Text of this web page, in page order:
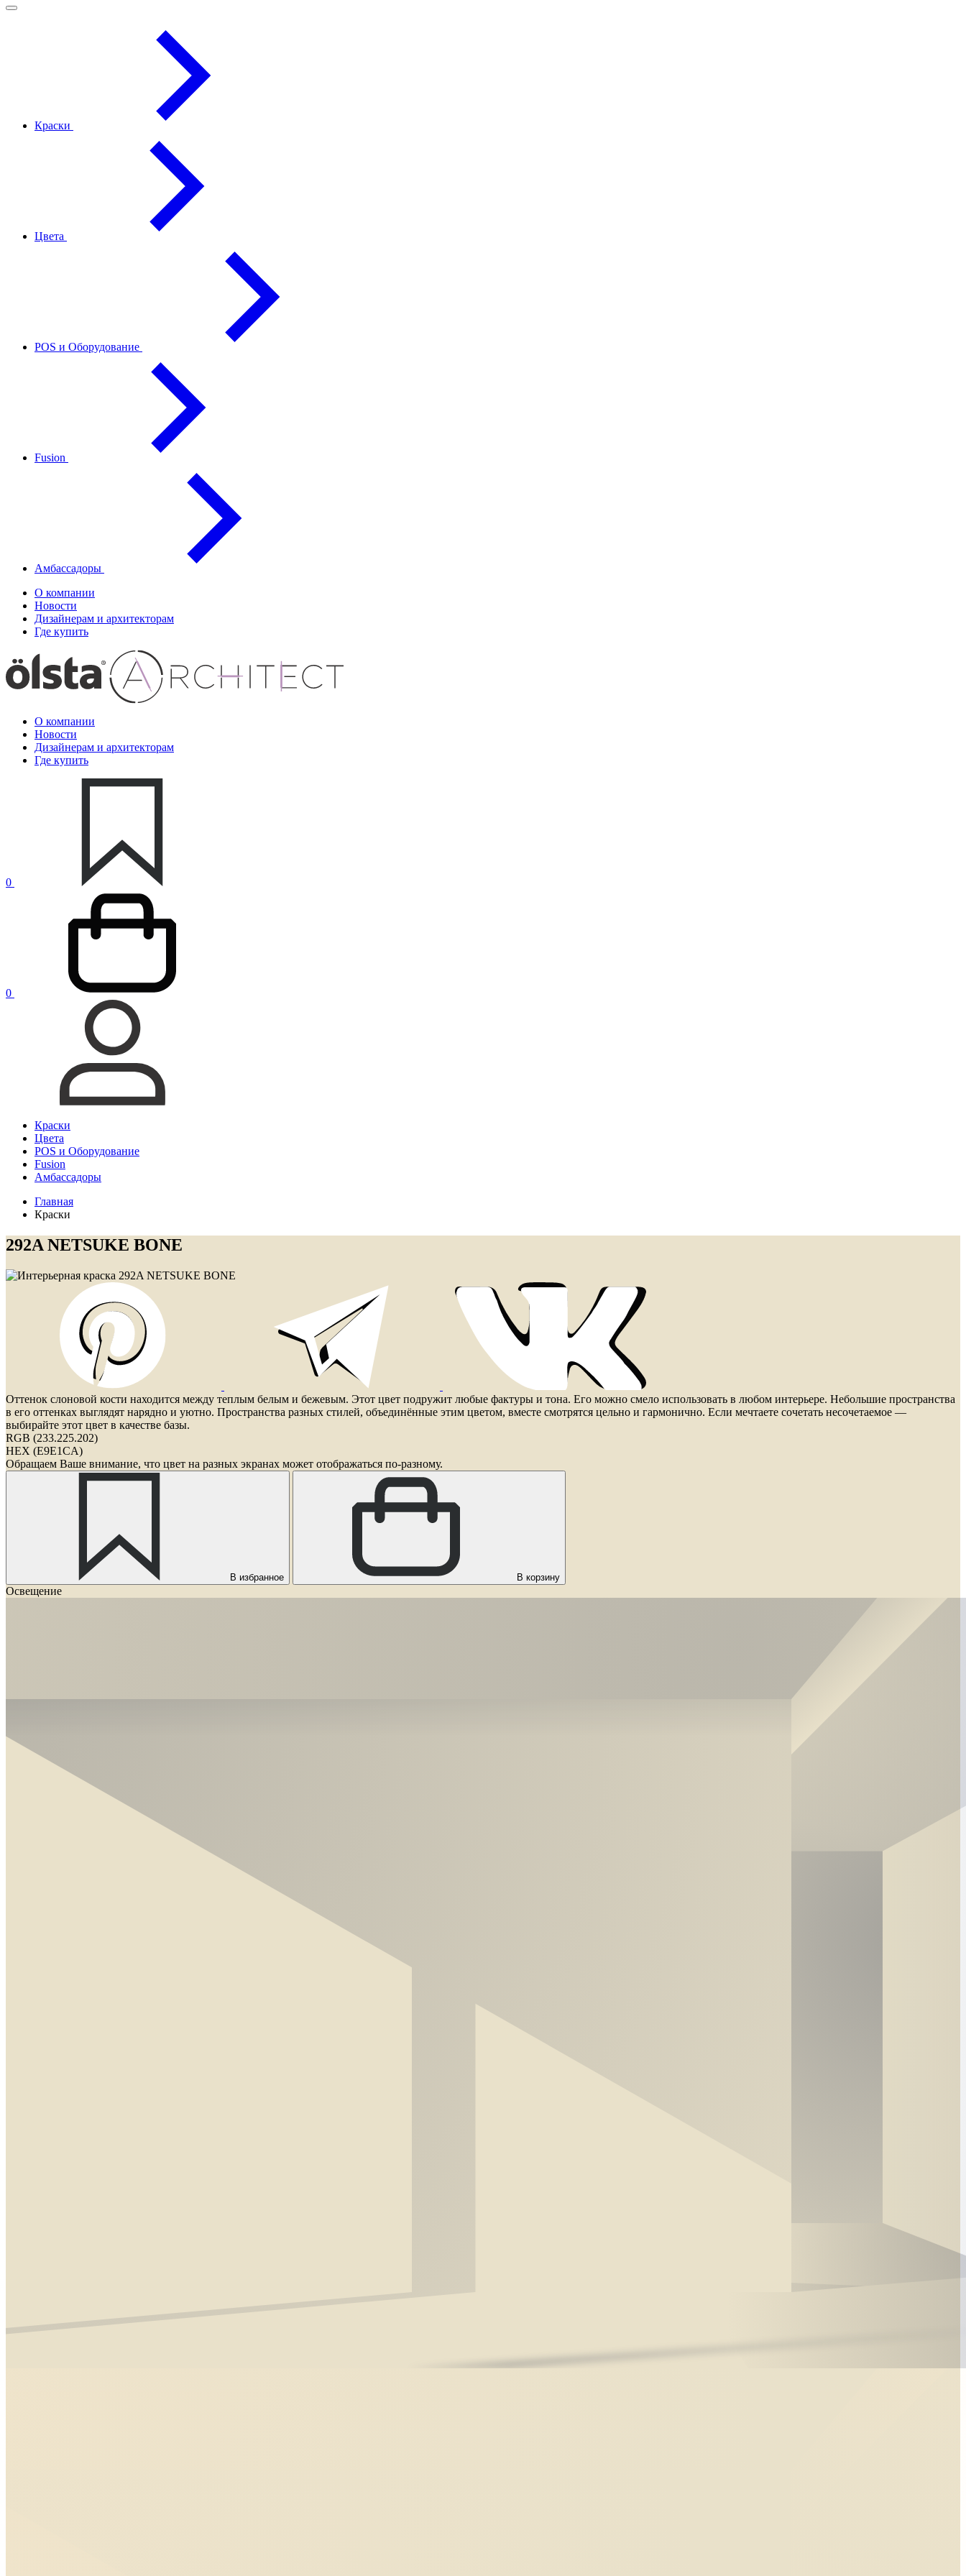
Краски
Цвета
POS и Оборудование
Fusion
Амбассадоры
О компании
Новости
Дизайнерам и архитекторам
Где купить
О компании
Новости
Дизайнерам и архитекторам
Где купить
0
0
Краски
Цвета
POS и Оборудование
Fusion
Амбассадоры
Главная
Краски
292A NETSUKE BONE
Оттенок слоновой кости находится между теплым белым и бежевым. Этот цвет подружит любые фактуры и тона. Его можно смело использовать в любом интерьере. Небольшие пространства
в его оттенках выглядят нарядно и уютно. Пространства разных стилей, объединённые этим цветом, вместе смотрятся цельно и гармонично. Если мечтаете сочетать несочетаемое —
выбирайте этот цвет в качестве базы.
RGB (233.225.202)
HEX (E9E1CA)
Обращаем Ваше внимание, что цвет на разных экранах может отображаться по-разному.
В избранное В корзину
Освещение